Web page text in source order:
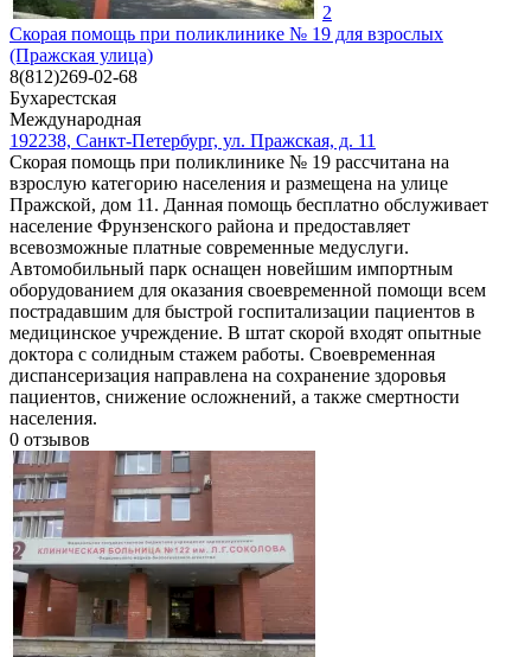
2
Скорая помощь при поликлинике № 19 для взрослых
(Пражская улица)
8(812)269-02-68
Бухарестская
Международная
192238, Санкт-Петербург, ул. Пражская, д. 11
Скорая помощь при поликлинике № 19 рассчитана на
взрослую категорию населения и размещена на улице
Пражской, дом 11. Данная помощь бесплатно обслуживает
население Фрунзенского района и предоставляет
всевозможные платные современные медуслуги.
Автомобильный парк оснащен новейшим импортным
оборудованием для оказания своевременной помощи всем
пострадавшим для быстрой госпитализации пациентов в
медицинское учреждение. В штат скорой входят опытные
доктора с солидным стажем работы. Своевременная
диспансеризация направлена на сохранение здоровья
пациентов, снижение осложнений, а также смертности
населения.
0 отзывов